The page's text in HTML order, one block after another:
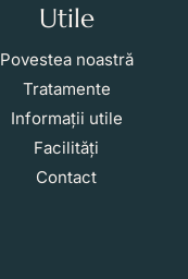
Utile
Povestea noastră
Tratamente
Informații utile
Facilități
Contact